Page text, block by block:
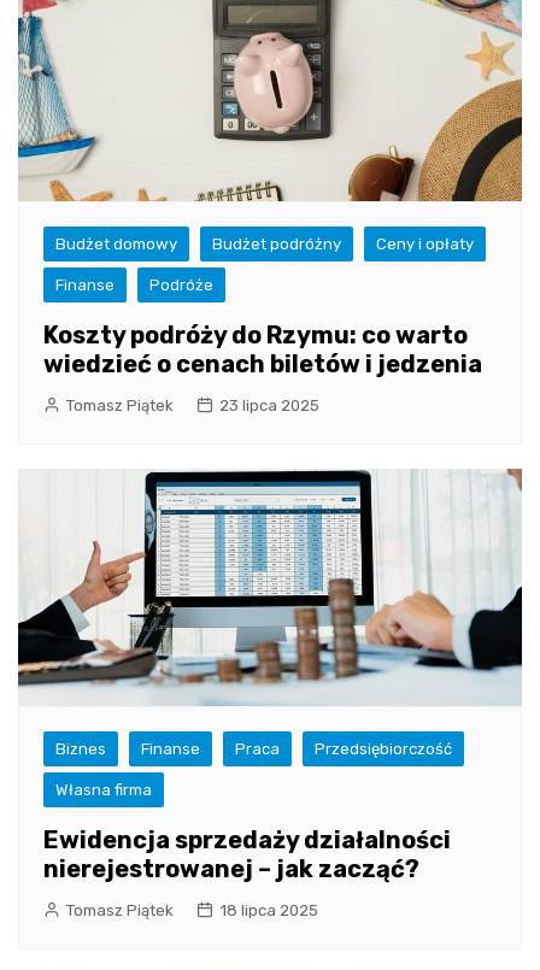
Budżet domowy Budżet podróżny Ceny i opłaty
Finanse Podróże
Koszty podróży do Rzymu: co warto
wiedzieć o cenach biletów i jedzenia
Tomasz Piątek 23 lipca 2025
Biznes Finanse Praca Przedsiębiorczość
Własna firma
Ewidencja sprzedaży działalności
nierejestrowanej – jak zacząć?
Tomasz Piątek 18 lipca 2025